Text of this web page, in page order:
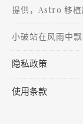
提供，Astro 移植
小破站在风雨中
隐私政策
使用条款